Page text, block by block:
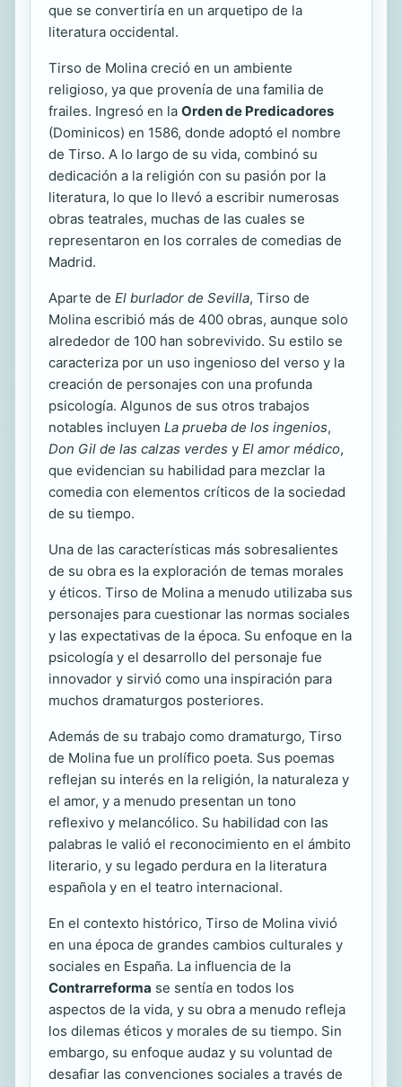
que se convertiría en un arquetipo de la
literatura occidental.
Tirso de Molina creció en un ambiente
religioso, ya que provenía de una familia de
frailes. Ingresó en la Orden de Predicadores
(Dominicos) en 1586, donde adoptó el nombre
de Tirso. A lo largo de su vida, combinó su
dedicación a la religión con su pasión por la
literatura, lo que lo llevó a escribir numerosas
obras teatrales, muchas de las cuales se
representaron en los corrales de comedias de
Madrid.
Aparte de El burlador de Sevilla, Tirso de
Molina escribió más de 400 obras, aunque solo
alrededor de 100 han sobrevivido. Su estilo se
caracteriza por un uso ingenioso del verso y la
creación de personajes con una profunda
psicología. Algunos de sus otros trabajos
notables incluyen La prueba de los ingenios,
Don Gil de las calzas verdes y El amor médico,
que evidencian su habilidad para mezclar la
comedia con elementos críticos de la sociedad
de su tiempo.
Una de las características más sobresalientes
de su obra es la exploración de temas morales
y éticos. Tirso de Molina a menudo utilizaba sus
personajes para cuestionar las normas sociales
y las expectativas de la época. Su enfoque en la
psicología y el desarrollo del personaje fue
innovador y sirvió como una inspiración para
muchos dramaturgos posteriores.
Además de su trabajo como dramaturgo, Tirso
de Molina fue un prolífico poeta. Sus poemas
reflejan su interés en la religión, la naturaleza y
el amor, y a menudo presentan un tono
reflexivo y melancólico. Su habilidad con las
palabras le valió el reconocimiento en el ámbito
literario, y su legado perdura en la literatura
española y en el teatro internacional.
En el contexto histórico, Tirso de Molina vivió
en una época de grandes cambios culturales y
sociales en España. La influencia de la
Contrarreforma se sentía en todos los
aspectos de la vida, y su obra a menudo refleja
los dilemas éticos y morales de su tiempo. Sin
embargo, su enfoque audaz y su voluntad de
desafiar las convenciones sociales a través de